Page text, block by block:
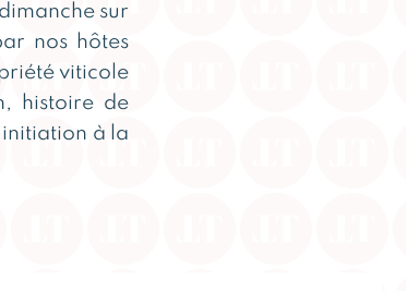
sur
nos hôtes
viticole
histoire de
initiation à la